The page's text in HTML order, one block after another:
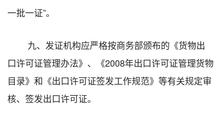
一批一证”。
九、发证机构应严格按商务部颁布的《货物出
口许可证管理办法》、《2008年出口许可证管理货物
目录》和《出口许可证签发工作规范》等有关规定审
核、签发出口许可证。